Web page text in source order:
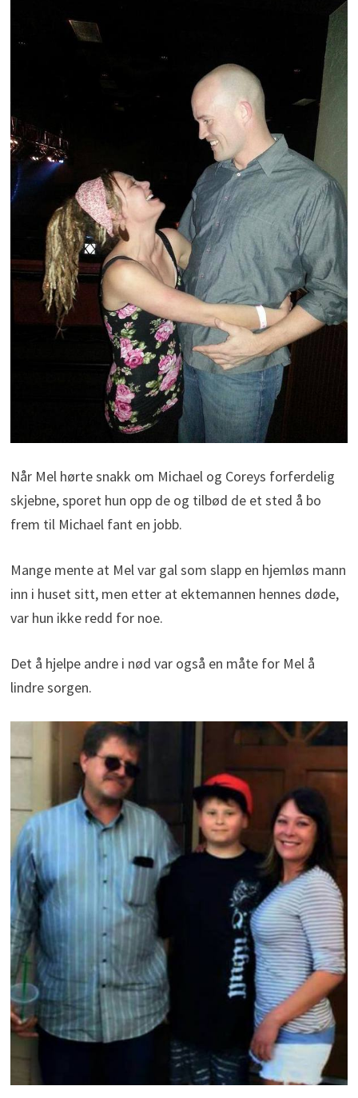
Når Mel hørte snakk om Michael og Coreys forferdelig
skjebne, sporet hun opp de og tilbød de et sted å bo
frem til Michael fant en jobb.
Mange mente at Mel var gal som slapp en hjemløs mann
inn i huset sitt, men etter at ektemannen hennes døde,
var hun ikke redd for noe.
Det å hjelpe andre i nød var også en måte for Mel å
lindre sorgen.